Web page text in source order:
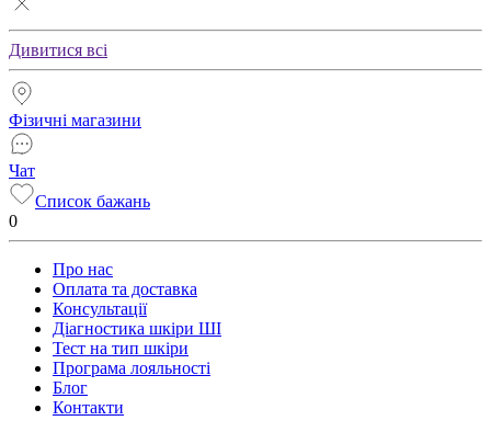
Дивитися всі
Фізичні магазини
Чат
Список бажань
0
Про нас
Оплата та доставка
Консультації
Діагностика шкіри ШІ
Тест на тип шкіри
Програма лояльності
Блог
Контакти